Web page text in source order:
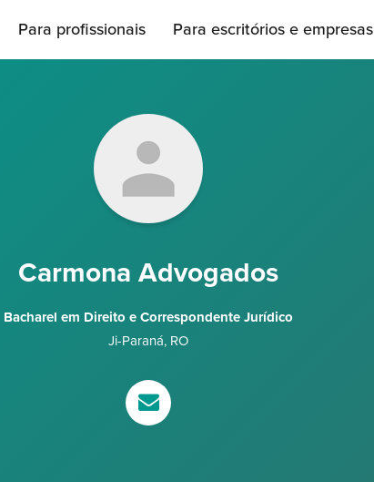
Para profissionais Para escritórios e empresas
Carmona Advogados
Bacharel em Direito e Correspondente Jurídico
Ji-Paraná, RO